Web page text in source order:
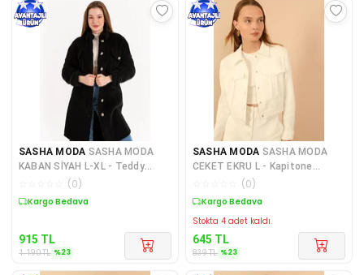
SASHA MODA SASHA MODA
KABAN SİYAH L-XL - Teddy
Kumaş Gömlek Yaka Basen Boy
(0)
Sepette %23 İndirim
915 TL
1.190TL %23
SASHA MODA SASHA MODA
CEKET EKRU L - Kapitone
Kumaş Gömlek Yaka Tam Kalıp
(0)
Sepette %23 İndirim
Stokta 4 adet kaldı.
645 TL
839TL %23